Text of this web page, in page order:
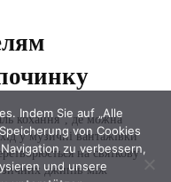
Indem Sie auf „Alle
von Cookies
zu verbessern,
und unsere